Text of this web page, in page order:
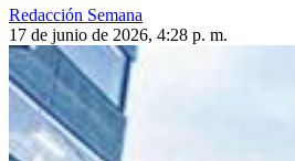
Redacción Semana
17 de junio de 2026, 4:28 p. m.